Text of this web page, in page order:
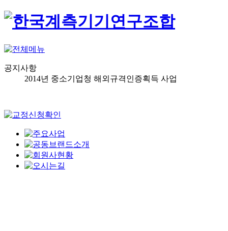
공지사항
2014년 중소기업청 해외규격인증획득 사업